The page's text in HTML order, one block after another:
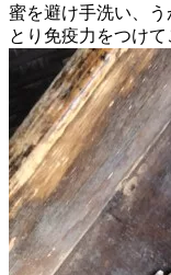
蜜を避け手洗い、
とり免疫力をつけ